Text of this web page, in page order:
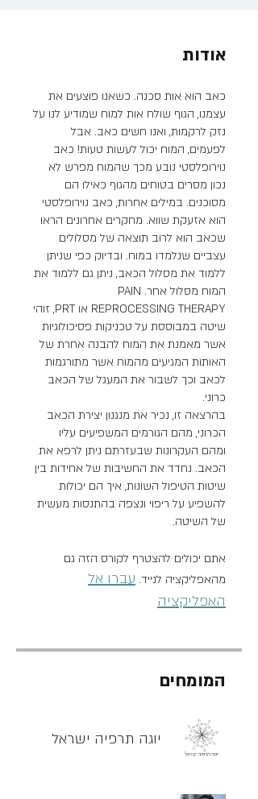
אודות
כאב הוא אות סכנה. כשאנו פוצעים את
עצמנו, הגוף שולח אות למוח שמודיע לנו על
נזק לרקמות, ואנו חשים כאב. אבל
לפעמים, המוח יכול לעשות טעות! כאב
נוירופלסטי נובע מכך שהמוח מפרש לא
נכון מסרים בטוחים מהגוף כאילו הם
מסוכנים. במילים אחרות, כאב נוירופלסטי
הוא אזעקת שווא. מחקרים אחרונים הראו
שכאב הוא לרוב תוצאה של מסלולים
עצביים שנלמדו במוח. ובדיוק כפי שניתן
ללמוד את מסלול הכאב, ניתן גם ללמוד את
המוח מסלול אחר. PAIN
REPROCESSING THERAPY או PRT, זוהי
שיטה במבוססת על טכניקות פסיכולוגיות
אשר מאמנת את המוח להבנה אחרת של
האותות המגיעים מהמוח אשר מתורגמות
לכאב וכך לשבור את המעגל של הכאב
בהרצאה זו, נכיר את מנגנון יצירת הכאב
הכרוני, מהם הגורמים המשפיעים עליו
ומהם העקרונות שבעזרתם ניתן לרפא את
הכאב. נחדד את החשיבות של אחידות בין
שיטות הטיפול השונות, איך הם יכולות
להשפיע על ריפוי ונצפה בהתנסות מעשית
של השיטה.
אתם יכולים להצטרף לקורס הזה גם
מהאפליקציה לנייד. עברו אל
האפליקציה
המומחים
יוגה תרפיה ישראל